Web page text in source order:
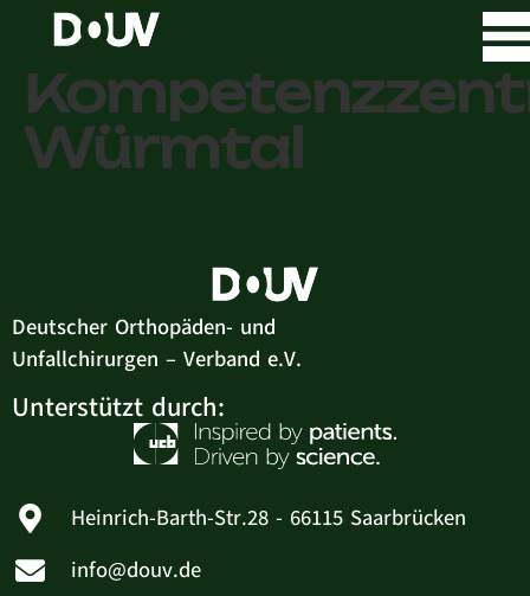
Würmtal
Deutscher Orthopäden- und
Unfallchirurgen – Verband e.V.
Unterstützt durch:
Heinrich-Barth-Str.28 - 66115 Saarbrücken
info@douv.de